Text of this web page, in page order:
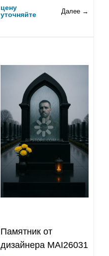
цену
уточняйте
Далее →
Памятник от
дизайнера MAI26031